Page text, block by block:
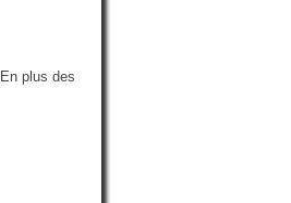
plus des